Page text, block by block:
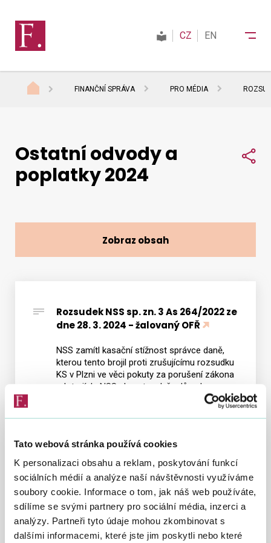
Tato webová stránka používá cookies
K personalizaci obsahu a reklam, poskytování funkcí
sociálních médií a analýze naší návštěvnosti využíváme
soubory cookie. Informace o tom, jak náš web používáte,
sdílíme se svými partnery pro sociální média, inzerci a
analýzy. Partneři tyto údaje mohou zkombinovat s
dalšími informacemi, které jste jim poskytli nebo které
Daně
Vyhledat na webu
CZ EN
FINANČNÍ SPRÁVA PRO MÉDIA
Rozsudek NSS sp. zn. 3 As 264/2022 ze
dne 28. 3. 2024 - žalovaný OFŘ
NSS zamítl kasační stížnost správce daně,
kterou tento brojil proti zrušujícímu rozsudku
KS v Plzni ve věci pokuty za porušení zákona
o loteriích. NSS akcentoval, že důvodem
rozhodnutí ministerstvo financí vymezilo
neurčitě. Správce daně pak tento pojem
nesprávně vyhodnotil jako jednoznačný, a bez
jeho jasného vymezení a výkladu z něj pak
činil právní závěry. NSS rovněž nepřisvědčil
ani návrhu správce daně na to, aby bylo KS
uloženo zachovat část správního rozhodnutí,
v němž zjištění správce daně před soudem
Ostatní odvody a
poplatky 2024
Zobraz obsah